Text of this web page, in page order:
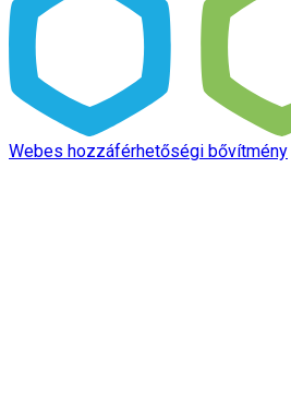
Webes hozzáférhetőségi bővítmény